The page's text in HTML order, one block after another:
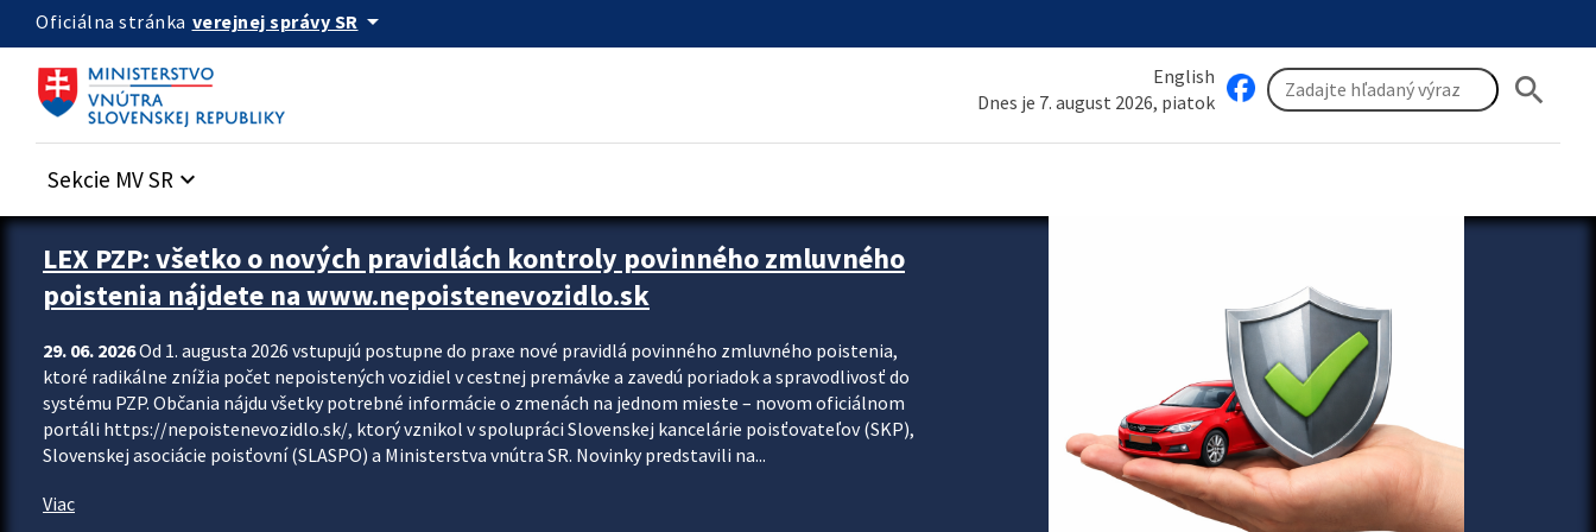
Preskocit na hlavný obsah
Oficiálna stránka verejnej správy SR arrow_drop_down
English
Dnes je 7. august 2026, piatok
search
Sekcie MV SR keyboard_arrow_down
Zastavit automatický posun upútavok
LEX PZP: všetko o nových pravidlách kontroly povinného zmluvného
poistenia nájdete na www.nepoistenevozidlo.sk
29. 06. 2026Od 1. augusta 2026 vstupujú postupne do praxe nové pravidlá povinného zmluvného poistenia,
ktoré radikálne znížia počet nepoistených vozidiel v cestnej premávke a zavedú poriadok a spravodlivosť do
systému PZP. Občania nájdu všetky potrebné informácie o zmenách na jednom mieste – novom oficiálnom
portáli https://nepoistenevozidlo.sk/, ktorý vznikol v spolupráci Slovenskej kancelárie poisťovateľov (SKP),
Slovenskej asociácie poisťovní (SLASPO) a Ministerstva vnútra SR. Novinky predstavili na...
Viac